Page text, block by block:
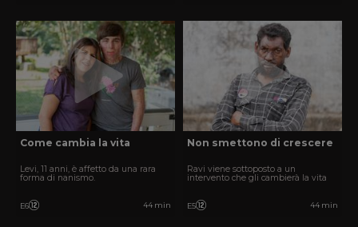
Come cambia la vita
Levi, 11 anni, è affetto da una rara
forma di nanismo.
E6 44 min
Non smettono di crescere
Ravi viene sottoposto a un
intervento che gli cambierà la vita
E5 44 min